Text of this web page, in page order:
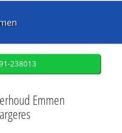
238013
Emmen